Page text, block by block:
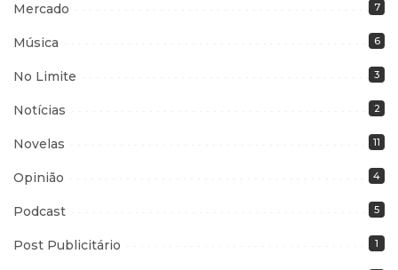
Mercado 7
Música 6
No Limite 3
Notícias 2
Novelas 11
Opinião 4
Podcast 5
Post Publicitário 1